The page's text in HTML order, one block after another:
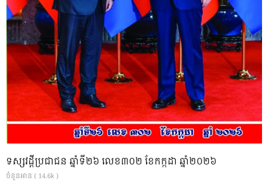
ទស្សវដ្តីប្រជាជន ឆ្នាំទី២៦ លេខ៣០២ ខែកក្កដា ឆ្នាំ២០២៦
ចំនួនអាន ( 14.6k )